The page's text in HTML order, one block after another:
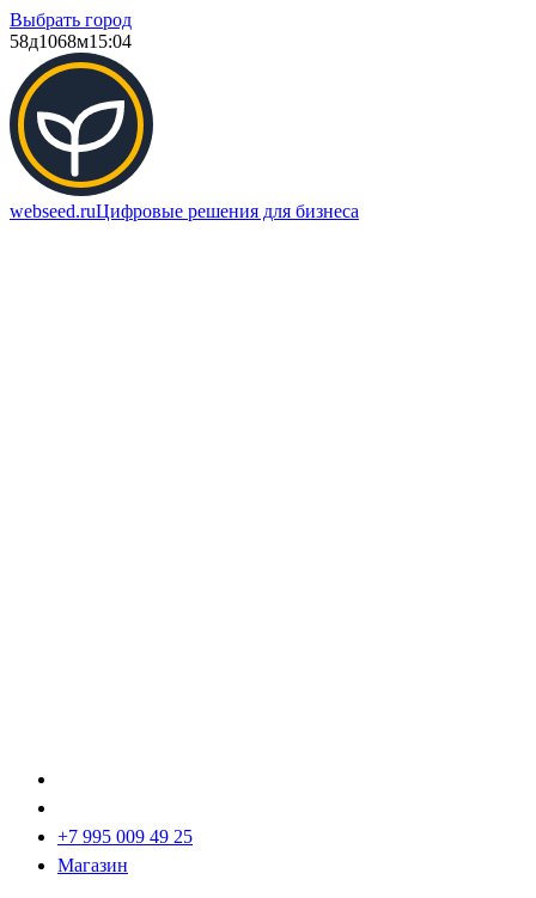
Выбрать город
58д1068м15:04
webseed.ruЦифровые решения для бизнеса
+7 995 009 49 25
Магазин